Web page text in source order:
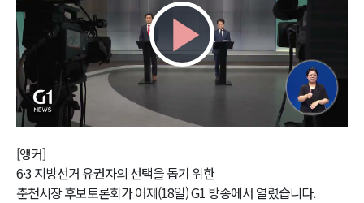
Play
Video
[앵커]
6·3 지방선거 유권자의 선택을 돕기 위한
춘천시장 후보토론회가 어제(18일) G1 방송에서 열렸습니다.